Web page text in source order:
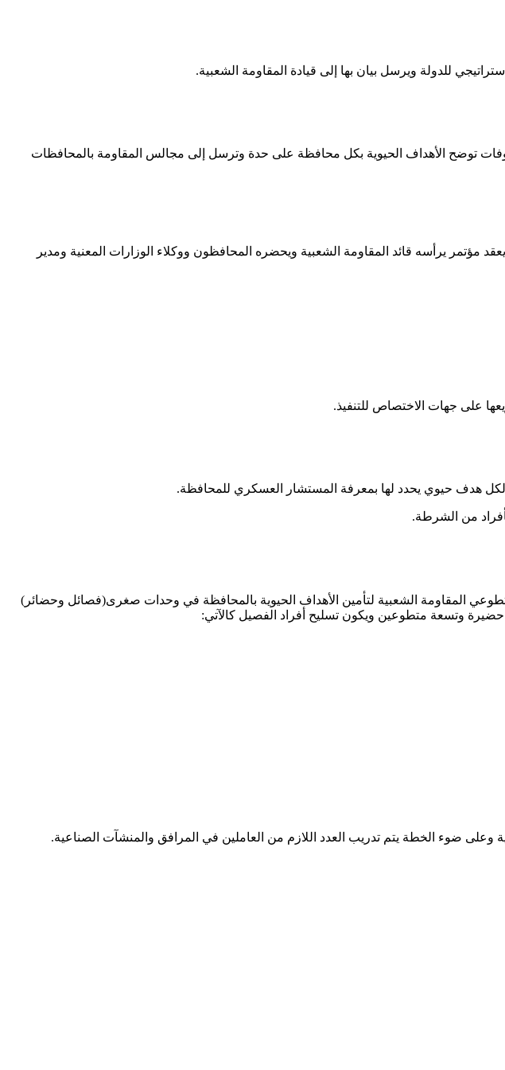
للدولة ويرسل بيان بها إلى قيادة المقاومة الشعبية.
كشوفات توضح الأهداف الحيوية بكل محافظة على حدة وترسل إلى مجالس المقاومة بالمحافظات
مؤتمر يرأسه قائد المقاومة الشعبية ويحضره المحافظون ووكلاء الوزارات المعنية ومدير
على جهات الاختصاص للتنفيذ.
لكل هدف حيوي يحدد لها بمعرفة المستشار العسكري للمحافظة.
من الشرطة.
المقاومة الشعبية لتأمين الأهداف الحيوية بالمحافظة في وحدات صغرى(فصائل وحضائر)
وعلى ضوء الخطة يتم تدريب العدد اللازم من العاملين في المرافق والمنشآت الصناعية.